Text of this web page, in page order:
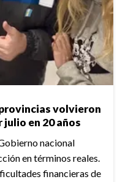
volvieron
julio en 20 años
nacional
en términos reales.
financieras de